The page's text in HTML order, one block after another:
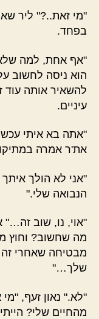
"מי זאת..?" ליר
בפחד.
"אף אחת, למה שלא
הוא ניסה לחשוב
להשאיר אותה עוד
עיניים.
"אתה בא איתי
את'ר אמרה
"אני לא הולך
הנבואה שלי."
"אוי, נו, שוב
מה שחשוב? וחוץ
מבטיחה שאחרי
שלך…"
"לא." נאון זעף,
מהחיים שלי?